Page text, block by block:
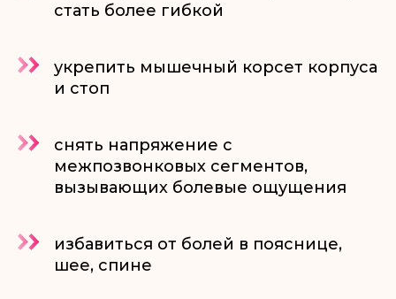
стать более гибкой
укрепить мышечный корсет корпуса
и стоп
снять напряжение с
межпозвонковых сегментов,
вызывающих болевые ощущения
избавиться от болей в пояснице,
шее, спине